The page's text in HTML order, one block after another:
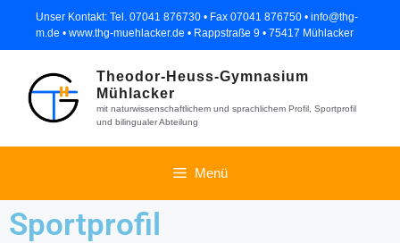
Unser Kontakt: Tel. 07041 876730 • Fax 07041 876750 • info@thg-
m.de • www.thg-muehlacker.de • Rappstraße 9 • 75417 Mühlacker
Theodor-Heuss-Gymnasium
Mühlacker
mit naturwissenschaftlichem und sprachlichem Profil, Sportprofil
und bilingualer Abteilung
Menü
Sportprofil